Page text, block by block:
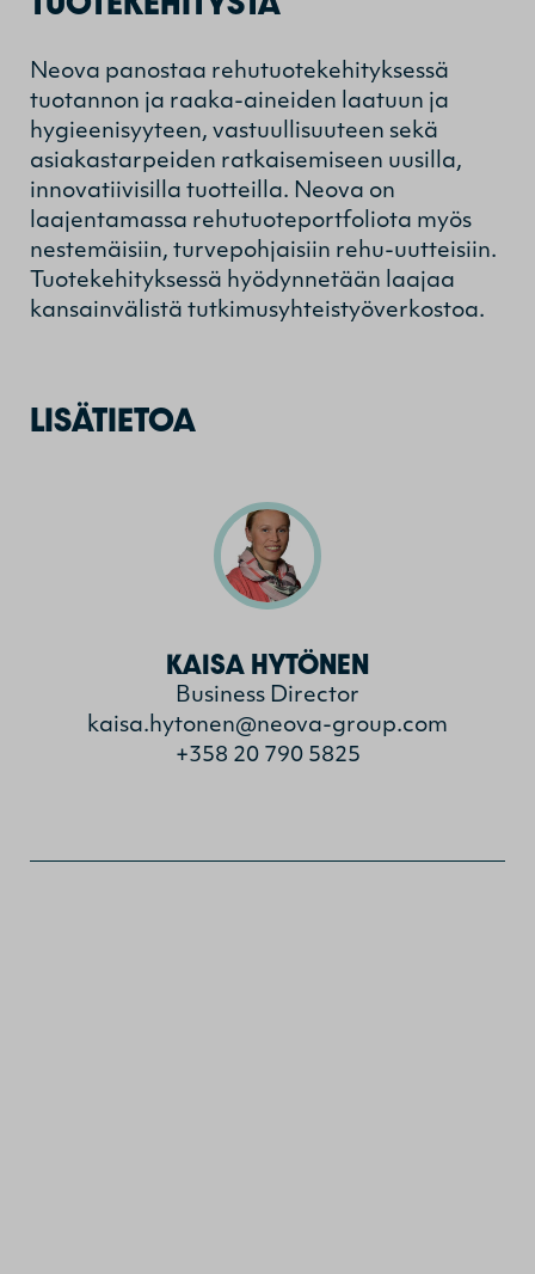
Neova panostaa rehutuotekehityksessä
tuotannon ja raaka-aineiden laatuun ja
hygieenisyyteen, vastuullisuuteen sekä
asiakastarpeiden ratkaisemiseen uusilla,
innovatiivisilla tuotteilla. Neova on
laajentamassa rehutuoteportfoliota myös
nestemäisiin, turvepohjaisiin rehu-uutteisiin.
Tuotekehityksessä hyödynnetään laajaa
kansainvälistä tutkimusyhteistyöverkostoa.
LISÄTIETOA
KAISA HYTÖNEN
Business Director
kaisa.hytonen@neova-group.com
+358 20 790 5825